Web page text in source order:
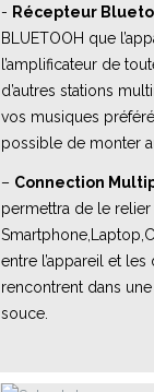
- Récepteur
BLUETOOH que
l’amplificateur de
d’autres stations
vos musiques
possible de monter
– Connection
permettra de le
entre l’appareil et
rencontrent dans
souce.